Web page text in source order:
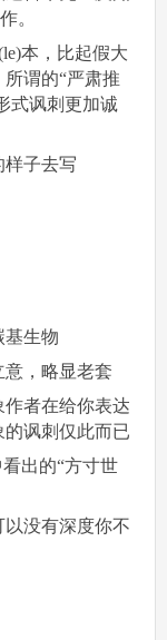
。
本，比起假大
谓的“严肃推
式讽刺更加诚
子去写
生物
，略显老套
者在给你表达
讽刺仅此而已
出的“方寸世
没有深度你不